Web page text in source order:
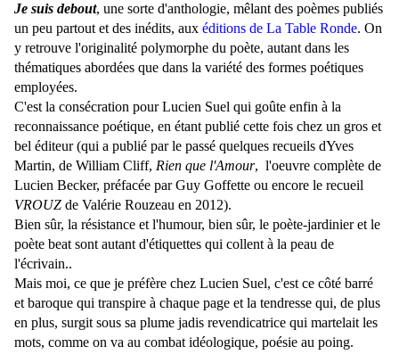
Je suis debout, une sorte d'anthologie, mêlant des poèmes publiés
un peu partout et des inédits, aux éditions de La Table Ronde. On
y retrouve l'originalité polymorphe du poète, autant dans les
thématiques abordées que dans la variété des formes poétiques
employées.
C'est la consécration pour Lucien Suel qui goûte enfin à la
reconnaissance poétique, en étant publié cette fois chez un gros et
bel éditeur (qui a publié par le passé quelques recueils dYves
Martin, de William Cliff, Rien que l'Amour, l'oeuvre complète de
Lucien Becker, préfacée par Guy Goffette ou encore le recueil
VROUZ de Valérie Rouzeau en 2012).
Bien sûr, la résistance et l'humour, bien sûr, le poète-jardinier et le
poète beat sont autant d'étiquettes qui collent à la peau de
l'écrivain..
Mais moi, ce que je préfère chez Lucien Suel, c'est ce côté barré
et baroque qui transpire à chaque page et la tendresse qui, de plus
en plus, surgit sous sa plume jadis revendicatrice qui martelait les
mots, comme on va au combat idéologique, poésie au poing.